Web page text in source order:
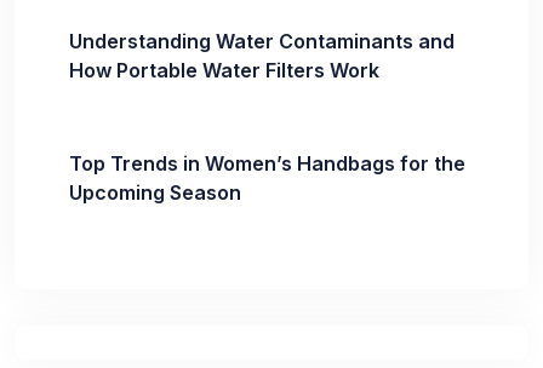
Understanding Water Contaminants and
How Portable Water Filters Work
Top Trends in Women’s Handbags for the
Upcoming Season